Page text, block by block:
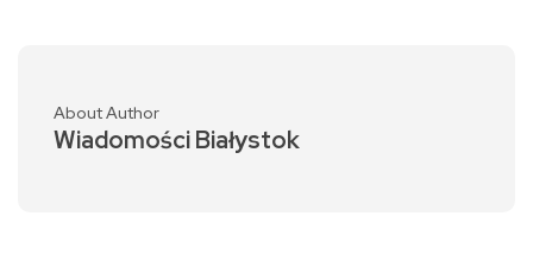
About Author
Wiadomości Białystok